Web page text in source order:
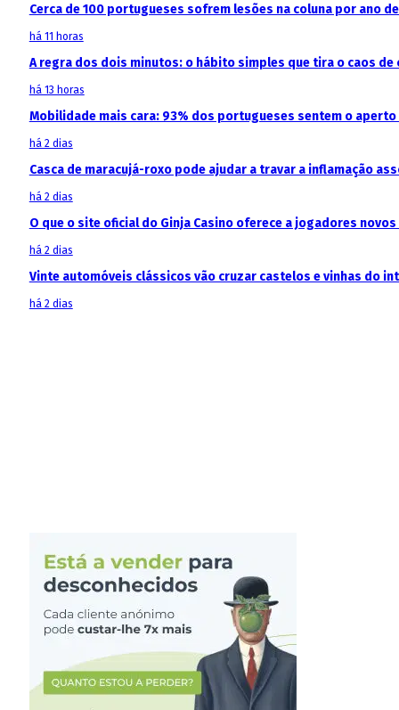
Cerca de 100 portugueses sofrem lesões na coluna por ano
há 11 horas
A regra dos dois minutos: o hábito simples que tira o caos de
há 13 horas
Mobilidade mais cara: 93% dos portugueses sentem o
há 2 dias
Casca de maracujá-roxo pode ajudar a travar a inflamação
há 2 dias
O que o site oficial do Ginja Casino oferece a jogadores
há 2 dias
Vinte automóveis clássicos vão cruzar castelos e vinhas do
há 2 dias